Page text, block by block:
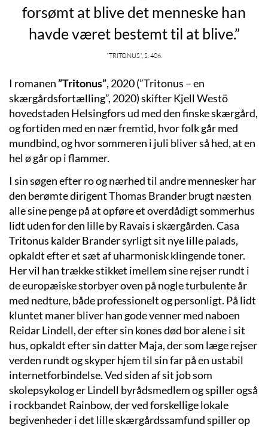
forsømt at blive det menneske han
havde været bestemt til at blive.”
”Tritonus”, s. 406.
I romanen”Tritonus”, 2020(”Tritonus – en
skærgårdsfortælling”, 2020) skifter Kjell Westö
hovedstaden Helsingfors ud med den finske skærgård,
og fortiden med en nær fremtid, hvor folk går med
mundbind, og hvor sommeren i juli bliver så hed, at en
hel ø går op i flammer.
I sin søgen efter ro og nærhed til andre mennesker har
den berømte dirigent Thomas Brander brugt næsten
alle sine penge på at opføre et overdådigt sommerhus
lidt uden for den lille by Ravais i skærgården. Casa
Tritonus kalder Brander syrligt sit nye lille palads,
opkaldt efter et sæt af uharmonisk klingende toner.
Her vil han trække stikket imellem sine rejser rundt i
de europæiske storbyer oven på nogle turbulente år
med nedture, både professionelt og personligt. På lidt
kluntet maner bliver han gode venner med naboen
Reidar Lindell, der efter sin kones død bor alene i sit
hus, opkaldt efter sin datter Maja, der som læge rejser
verden rundt og skyper hjem til sin far på en ustabil
internetforbindelse. Ved siden af sit job som
skolepsykolog er Lindell byrådsmedlem og spiller også
i rockbandet Rainbow, der ved forskellige lokale
begivenheder i det lille skærgårdssamfund spiller op